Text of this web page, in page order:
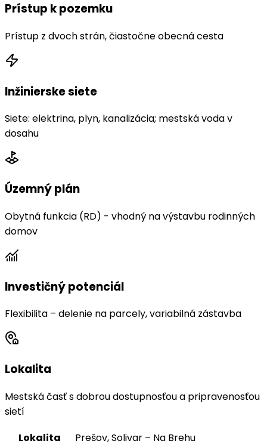
Prístup k pozemku
Prístup z dvoch strán, čiastočne obecná cesta
Inžinierske siete
Siete: elektrina, plyn, kanalizácia; mestská voda v
dosahu
Územný plán
Obytná funkcia (RD) - vhodný na výstavbu rodinných
domov
Investičný potenciál
Flexibilita – delenie na parcely, variabilná zástavba
Lokalita
Mestská časť s dobrou dostupnosťou a pripravenosťou
sietí
Lokalita
Prešov, Solivar – Na Brehu